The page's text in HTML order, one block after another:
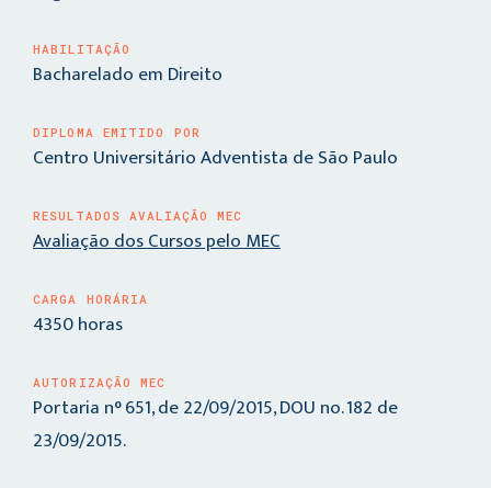
HABILITAÇÃO
Bacharelado em Direito
DIPLOMA EMITIDO POR
Centro Universitário Adventista de São Paulo
RESULTADOS AVALIAÇÃO MEC
Avaliação dos Cursos pelo MEC
CARGA HORÁRIA
4350 horas
AUTORIZAÇÃO MEC
Portaria n° 651, de 22/09/2015, DOU no. 182 de
23/09/2015.